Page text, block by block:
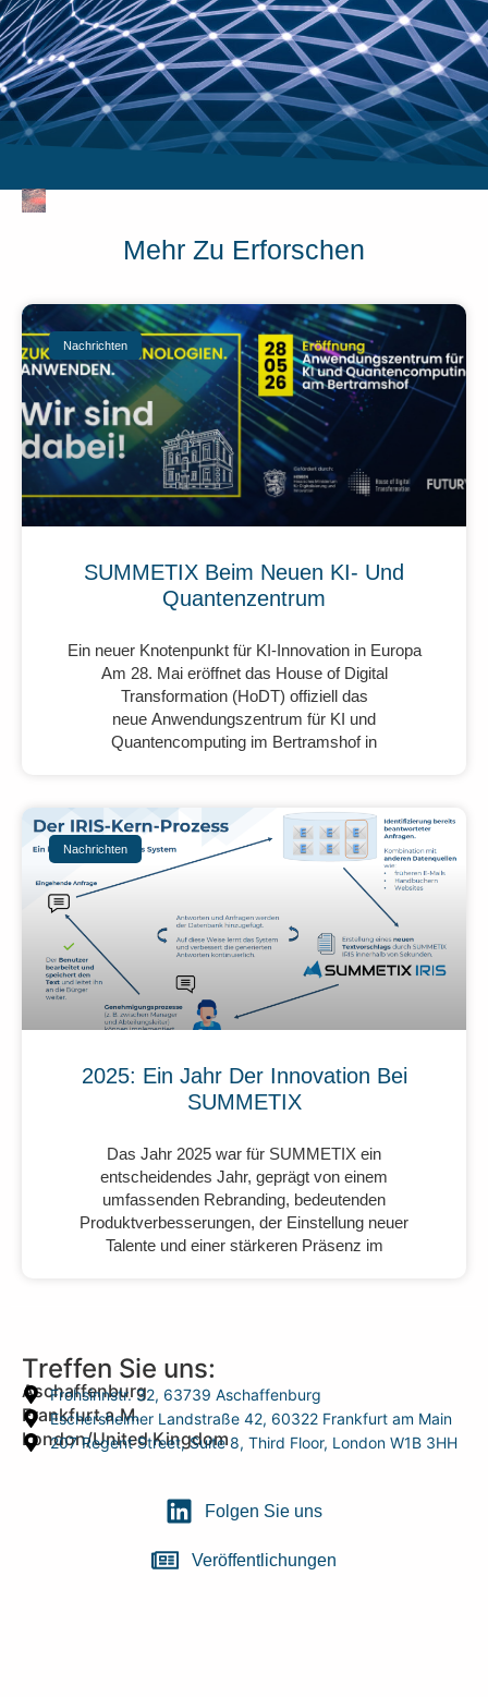
Mehr Zu Erforschen
Nachrichten
SUMMETIX Beim Neuen KI- Und
Quantenzentrum
Ein neuer Knotenpunkt für KI-Innovation in Europa
Am 28. Mai eröffnet das House of Digital
Transformation (HoDT) offiziell das
neue Anwendungszentrum für KI und
Quantencomputing im Bertramshof in
Nachrichten
2025: Ein Jahr Der Innovation Bei
SUMMETIX
Das Jahr 2025 war für SUMMETIX ein
entscheidendes Jahr, geprägt von einem
umfassenden Rebranding, bedeutenden
Produktverbesserungen, der Einstellung neuer
Talente und einer stärkeren Präsenz im
Treffen Sie uns:
Aschaffenburg
Frohsinnstr. 32, 63739 Aschaffenburg
Frankfurt a.M.
Eschersheimer Landstraße 42, 60322 Frankfurt am Main
London/United Kingdom
207 Regent Street, Suite 8, Third Floor, London W1B 3HH
Folgen Sie uns
Veröffentlichungen